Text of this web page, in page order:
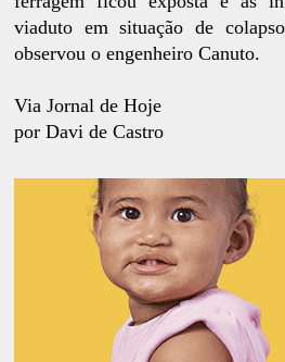
viaduto em situação de
observou o engenheiro Canuto.
Via Jornal de Hoje
por Davi de Castro